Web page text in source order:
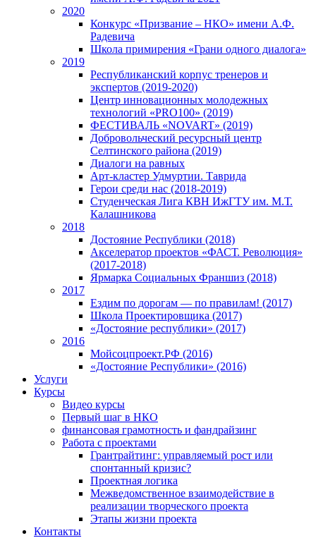
2020
Конкурс «Призвание – НКО» имени А.Ф.
Радевича
Школа примирения «Грани одного диалога»
2019
Республиканский корпус тренеров и
экспертов (2019-2020)
Центр инновационных молодежных
технологий «PRO100» (2019)
ФЕСТИВАЛЬ «NOVART» (2019)
Добровольческий ресурсный центр
Селтинского района (2019)
Диалоги на равных
Арт-кластер Удмуртии. Таврида
Герои среди нас (2018-2019)
Студенческая Лига КВН ИжГТУ им. М.Т.
Калашникова
2018
Достояние Республики (2018)
Акселератор проектов «ФАСТ. Революция»
(2017-2018)
Ярмарка Социальных Франшиз (2018)
2017
Ездим по дорогам — по правилам! (2017)
Школа Проектировщика (2017)
«Достояние республики» (2017)
2016
Мойсоцпроект.РФ (2016)
«Достояние Республики» (2016)
Услуги
Курсы
Видео курсы
Первый шаг в НКО
финансовая грамотность и фандрайзинг
Работа с проектами
Грантрайтинг: управляемый рост или
спонтанный кризис?
Проектная логика
Межведомственное взаимодействие в
реализации творческого проекта
Этапы жизни проекта
Контакты